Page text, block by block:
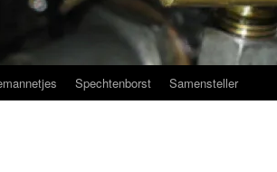
Spechtenborst Samensteller